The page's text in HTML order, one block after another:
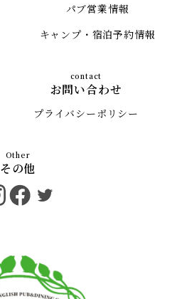
パブ営業情報
キャンプ・宿泊予約情報
お問い合わせ
プライバシーポリシー
その他